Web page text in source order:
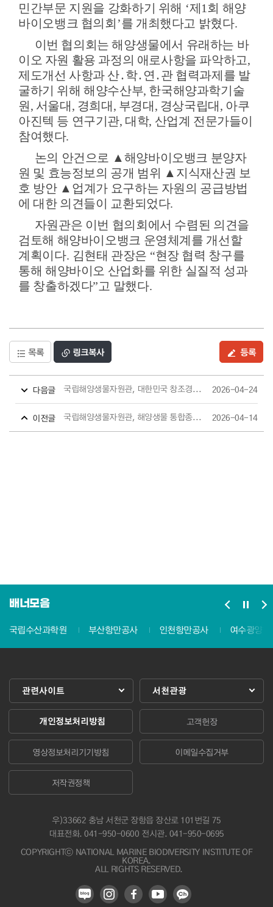
민간부문 지원을 강화하기 위해 ‘제 1회 해양
바이오뱅크 협의회 ’를 개최했다고 밝혔다.
이번 협의회는 해양생물에서 유래하는 바
이오 자원 활용 과정의 애로사항을 파악하고,
제도개선 사항과 산․학․ 연 ․관 협력과제를 발
굴하기 위해 해양수산부, 한국해양과학기술
원 , 서울대 , 경희대 , 부경대 , 경상국립대 , 아쿠
아진텍 등 연구기관, 대학, 산업계 전문가들이
참여했다.
논의 안건으로 ▲ 해양바이오뱅크 분양자
원 및 효능정보의 공개 범위 ▲ 지식재산권 보
호 방안 ▲ 업계가 요구하는 자원의 공급방법
에 대한 의견들이 교환되었다.
자원관은 이번 협의회에서 수렴된 의견을
검토해 해양바이오뱅크 운영체계를 개선할
계획이다. 김현태 관장은 “현장 협력 창구를
통해 해양바이오 산업화를 위한 실질적 성과
를 창출하겠다”고 말했다.
등록
목록 링크복사
다음글 국립해양생물자원관, 대한민국 창조경영 2개 부문 수상 2026-04-24
이전글 국립해양생물자원관, 해양생물 통합종정보 공개 2026-04-14
배너모음
국립수산과학원
부산항만공사 인천항만공사 여수광양
개인정보처리방침 고객헌장
영상정보처리기기방침 이메일수집거부
저작권정책
우)33662 충남 서천군 장항읍 장산로 101번길 75
대표전화.041-950-0600 전시관. 041-950-0695
COPYRIGHTⓒ NATIONAL MARINE BIODIVERSITY INSTITUTE OF
KOREA.
ALL RIGHTS RESERVED.
관련사이트 서천관광